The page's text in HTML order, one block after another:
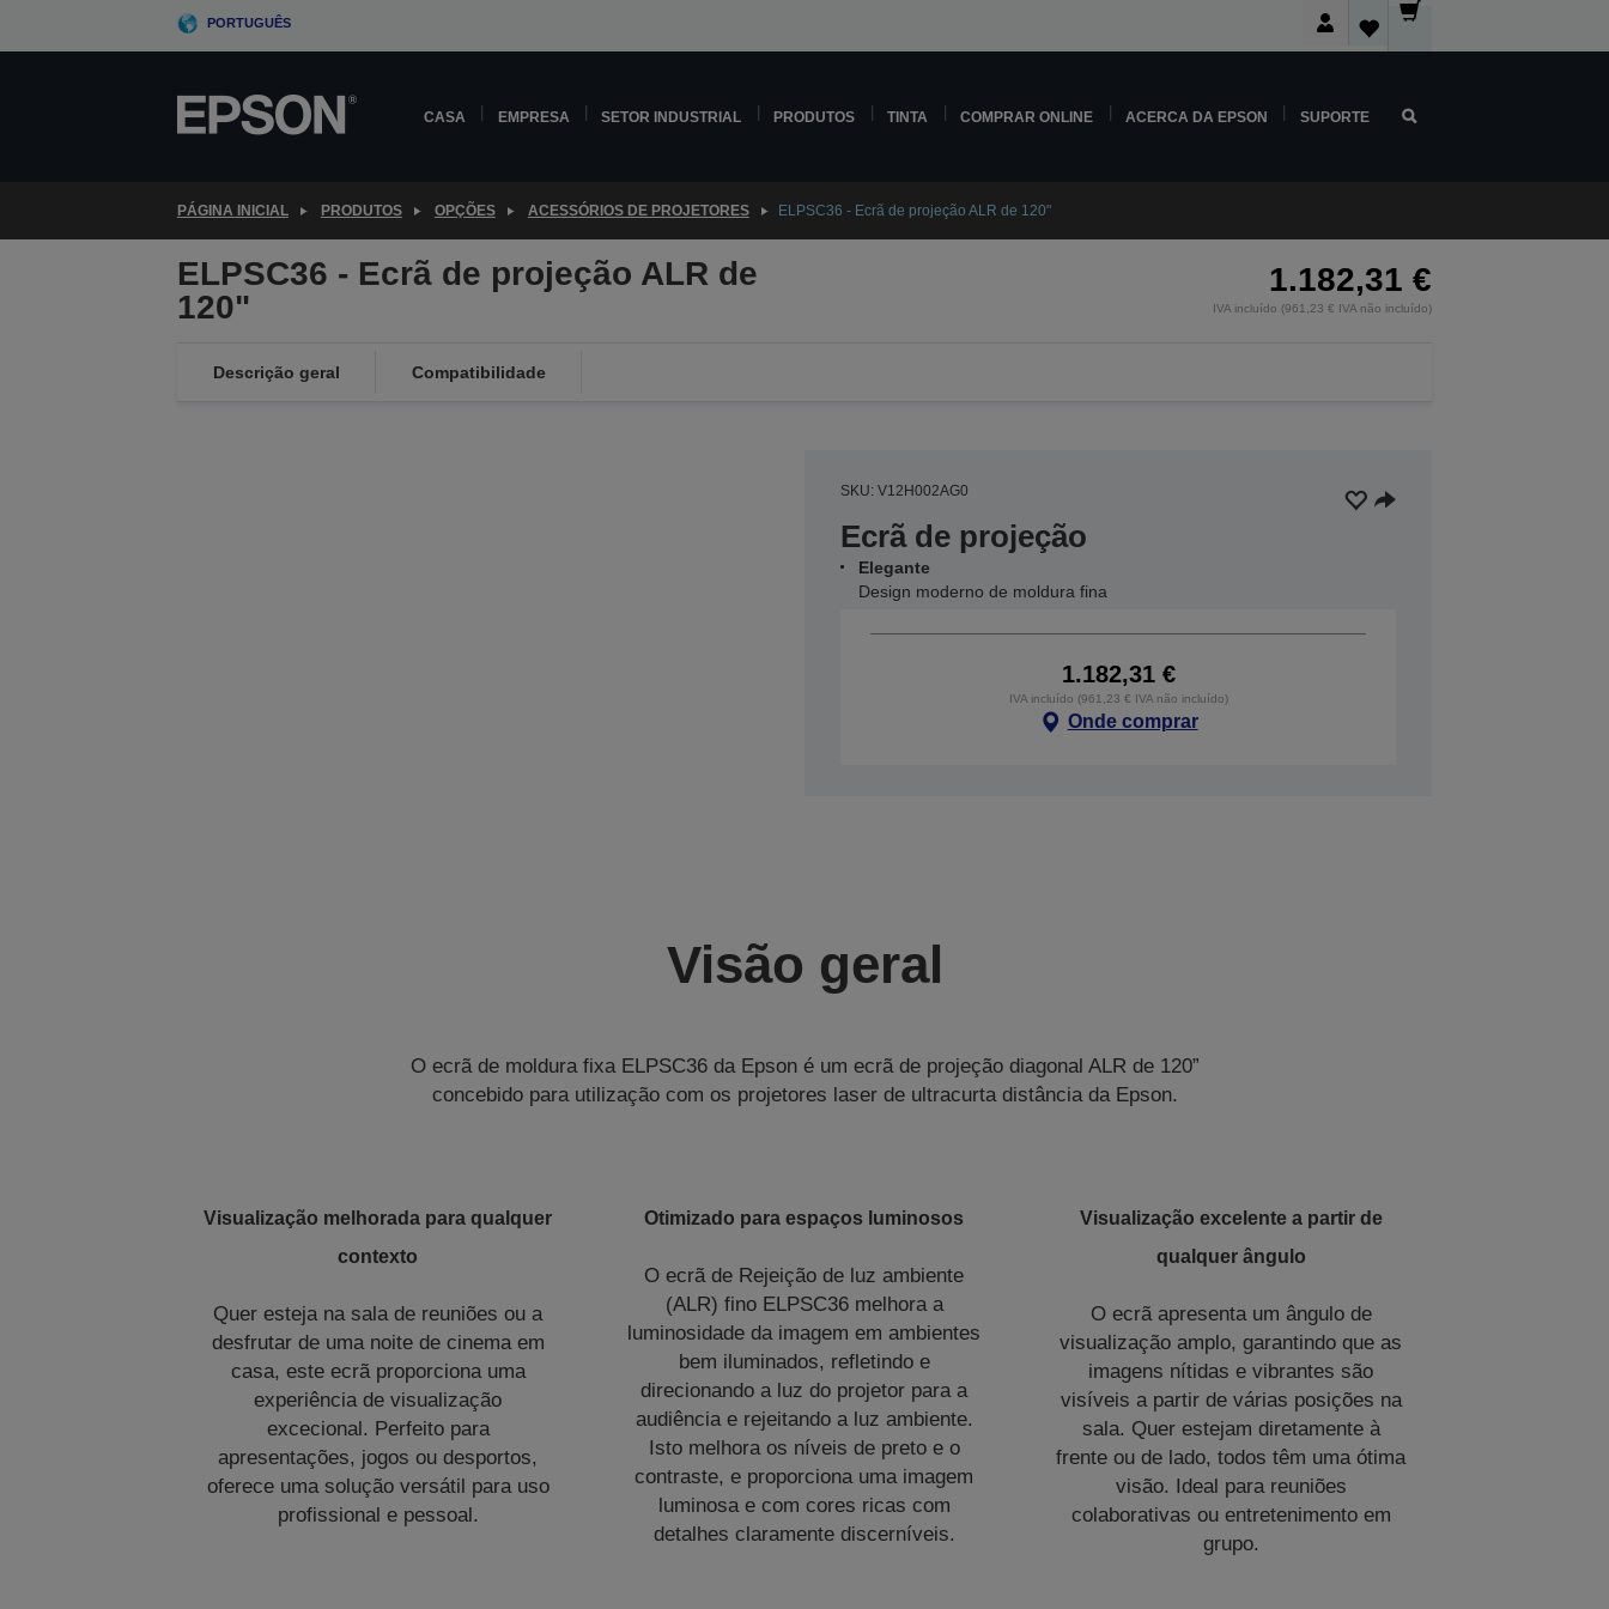
PORTUGUÊS
CASA EMPRESA SETOR INDUSTRIAL PRODUTOS TINTA COMPRAR ONLINE ACERCA DA EPSON SUPORTE
PÁGINA INICIAL PRODUTOS OPÇÕES ACESSÓRIOS DE PROJETORES ELPSC36 - Ecrã de projeção ALR de 120"
ELPSC36 - Ecrã de projeção ALR de
120"
1.182,31 €
IVA incluído (961,23 € IVA não incluído)
Descrição geral Compatibilidade
SKU: V12H002AG0
Ecrã de projeção
Elegante
Design moderno de moldura fina
1.182,31 €
IVA incluído (961,23 € IVA não incluído)
Onde comprar
Visão geral
O ecrã de moldura fixa ELPSC36 da Epson é um ecrã de projeção diagonal ALR de 120”
concebido para utilização com os projetores laser de ultracurta distância da Epson.
Visualização melhorada para qualquer
contexto
Quer esteja na sala de reuniões ou a
desfrutar de uma noite de cinema em
casa, este ecrã proporciona uma
experiência de visualização
excecional. Perfeito para
apresentações, jogos ou desportos,
oferece uma solução versátil para uso
profissional e pessoal.
Otimizado para espaços luminosos
O ecrã de Rejeição de luz ambiente
(ALR) fino ELPSC36 melhora a
luminosidade da imagem em ambientes
bem iluminados, refletindo e
direcionando a luz do projetor para a
audiência e rejeitando a luz ambiente.
Isto melhora os níveis de preto e o
contraste, e proporciona uma imagem
luminosa e com cores ricas com
detalhes claramente discerníveis.
Visualização excelente a partir de
qualquer ângulo
O ecrã apresenta um ângulo de
visualização amplo, garantindo que as
imagens nítidas e vibrantes são
visíveis a partir de várias posições na
sala. Quer estejam diretamente à
frente ou de lado, todos têm uma ótima
visão. Ideal para reuniões
colaborativas ou entretenimento em
grupo.